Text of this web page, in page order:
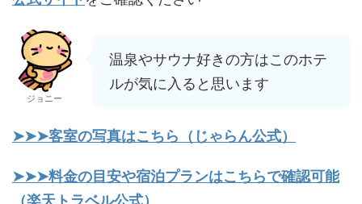
ジョニー
温泉やサウナ好きの方はこのホテ
ルが気に入ると思います
➤➤➤客室の写真はこちら（じゃらん公式）
➤➤➤料金の目安や宿泊プランはこちらで確認可能
（楽天トラベル公式）